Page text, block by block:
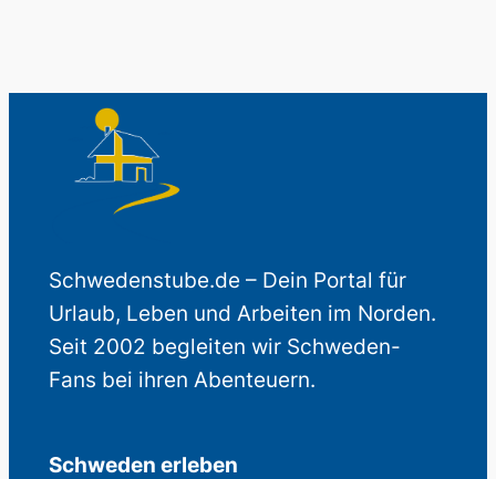
Schwedenstube.de – Dein Portal für
Urlaub, Leben und Arbeiten im Norden.
Seit 2002 begleiten wir Schweden-
Fans bei ihren Abenteuern.
Schweden erleben